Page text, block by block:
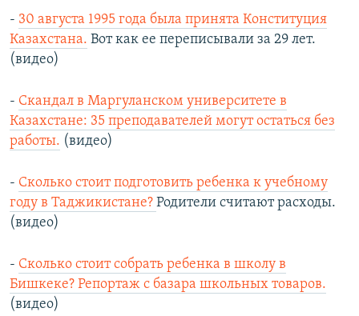
- 30 августа 1995 года была принята Конституция
Казахстана. Вот как ее переписывали за 29 лет.
(видео)
- Скандал в Маргуланском университете в
Казахстане: 35 преподавателей могут остаться без
работы. (видео)
- Сколько стоит подготовить ребенка к учебному
году в Таджикистане? Родители считают расходы.
(видео)
- Сколько стоит собрать ребенка в школу в
Бишкеке? Репортаж с базара школьных товаров.
(видео)